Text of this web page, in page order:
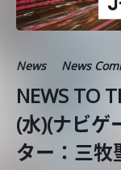
News News
NEWS TO
(水)(ナビゲ
ター：三牧